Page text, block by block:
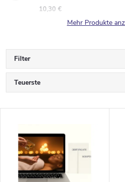
10,30 €
Mehr Produkte
Filter
P
r
Teuerste
Alphabetisch